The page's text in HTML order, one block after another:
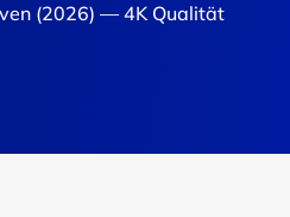
(2026) — 4K Qualität